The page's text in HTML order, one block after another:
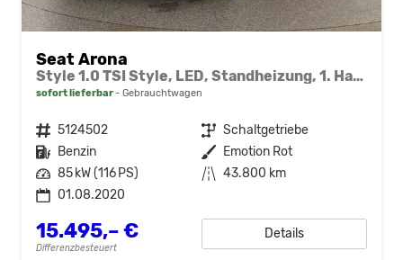
Seat Arona
Style 1.0 TSI Style, LED, Standheizung, 1. Hand
sofort lieferbar Gebrauchtwagen
Fahrzeugnr. 5124502 Getriebe Schaltgetriebe
Kraftstoff Benzin Außenfarbe Emotion Rot
Leistung 85 kW (116 PS) Kilometerstand 43.800 km
01.08.2020
15.495,– €
Differenzbesteuert
Details